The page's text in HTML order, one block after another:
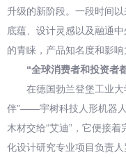
升级的新阶段。一段时间
底蕴、设计灵感以及融通
的青睐，产品知名度和影响
“全球消费者和投资者
在德国勃兰登堡工业
伴”——宇树科技人形机器人
木材交给“艾迪”，它便接
化设计研究专业项目负责